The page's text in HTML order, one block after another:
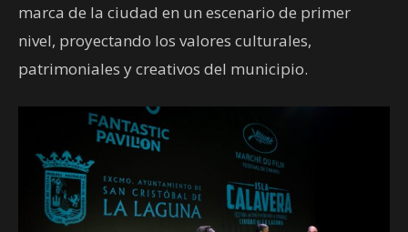
marca de la ciudad en un escenario de primer
nivel, proyectando los valores culturales,
patrimoniales y creativos del municipio.